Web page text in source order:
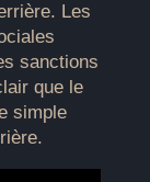
Les
sanctions
que le
simple